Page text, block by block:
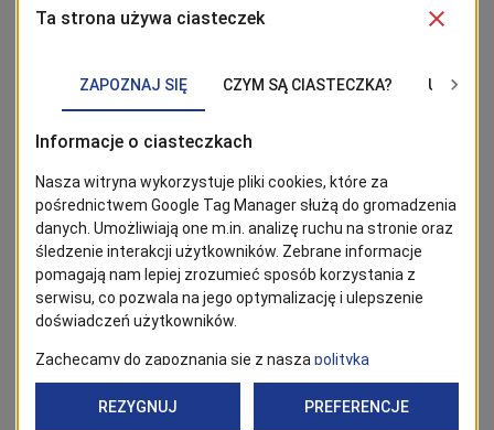
od 2018 roku i stał się jednym z najbardziej
trwania projektu o certyfikat ubiegało się już ponad 400
firm. To wyróżnienie określane jest jako symbol lokalnej
dumy – nie wiąże się z gratyfikacjami finansowymi, lecz
ma ogromne znaczenie wizerunkowe, wpływając na
rozpoznawalność marek i podkreślając ich związek ze
Szczecinem.W edycji 2025nagrodzonych zostało 21
przedsiębiorców.
zrobione.szczecin.eu